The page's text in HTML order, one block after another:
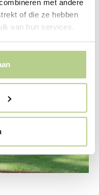
met andere
of die ze hebben
van hun services.